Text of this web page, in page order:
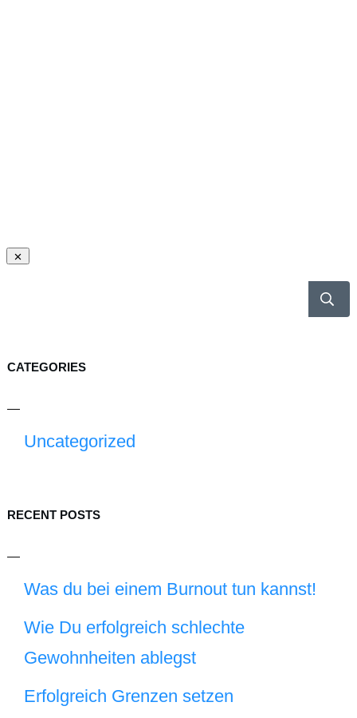
CATEGORIES
Uncategorized
RECENT POSTS
Was du bei einem Burnout tun kannst!
Wie Du erfolgreich schlechte
Gewohnheiten ablegst
Erfolgreich Grenzen setzen